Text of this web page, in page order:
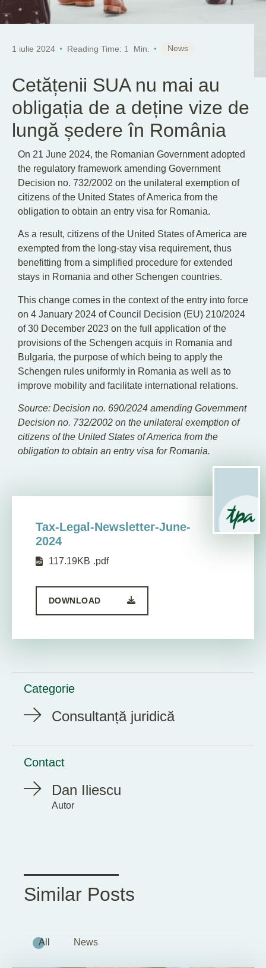
1 iulie 2024 Reading Time: 1 Min. News
Cetățenii SUA nu mai au
obligația de a deține vize de
lungă ședere în România
On 21 June 2024, the Romanian Government adopted
the regulatory framework amending Government
Decision no. 732/2002 on the unilateral exemption of
citizens of the United States of America from the
obligation to obtain an entry visa for Romania.
As a result, citizens of the United States of America are
exempted from the long-stay visa requirement, thus
benefitting from a simplified procedure for extended
stays in Romania and other Schengen countries.
This change comes in the context of the entry into force
on 4 January 2024 of Council Decision (EU) 210/2024
of 30 December 2023 on the full application of the
provisions of the Schengen acquis in Romania and
Bulgaria, the purpose of which being to apply the
Schengen rules uniformly in Romania as well as to
improve mobility and facilitate international relations.
Source: Decision no. 690/2024 amending Government
Decision no. 732/2002 on the unilateral exemption of
citizens of the United States of America from the
obligation to obtain an entry visa for Romania.
Tax-Legal-Newsletter-June-
2024
117.19KB .pdf
DOWNLOAD
Categorie
Consultanță juridică
Contact
Dan Iliescu
Autor
Similar Posts
All News